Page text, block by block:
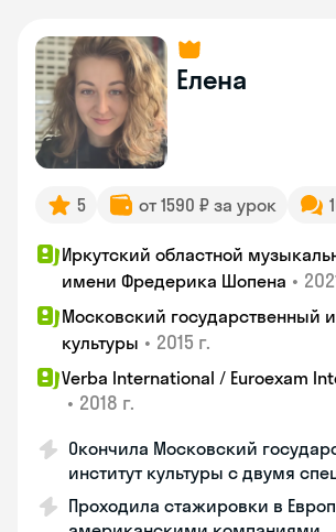
Елена
5 от 1590 ₽ за урок
Иркутский областной
имени Фредерика Шопена •
Московский государственный
культуры • 2015 г.
Verba International / Euroexam
• 2018 г.
Окончила Московский
институт культуры с двумя
Проходила стажировки в